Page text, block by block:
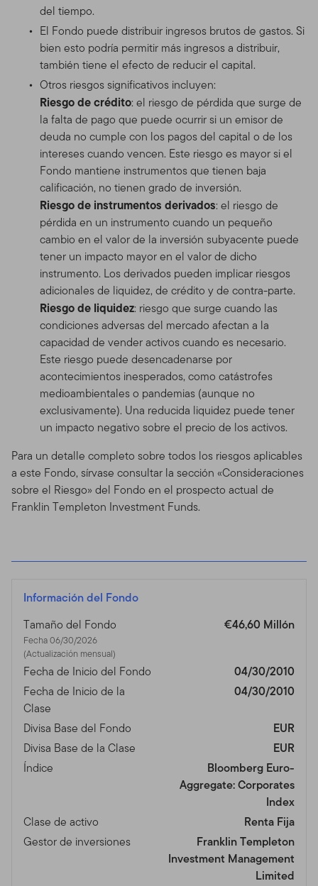
del tiempo.
El Fondo puede distribuir ingresos brutos de gastos. Si
bien esto podría permitir más ingresos a distribuir,
también tiene el efecto de reducir el capital.
Otros riesgos significativos incluyen:
Riesgo de crédito: el riesgo de pérdida que surge de
la falta de pago que puede ocurrir si un emisor de
deuda no cumple con los pagos del capital o de los
intereses cuando vencen. Este riesgo es mayor si el
Fondo mantiene instrumentos que tienen baja
calificación, no tienen grado de inversión.
Riesgo de instrumentos derivados: el riesgo de
pérdida en un instrumento cuando un pequeño
cambio en el valor de la inversión subyacente puede
tener un impacto mayor en el valor de dicho
instrumento. Los derivados pueden implicar riesgos
adicionales de liquidez, de crédito y de contra-parte.
Riesgo de liquidez: riesgo que surge cuando las
condiciones adversas del mercado afectan a la
capacidad de vender activos cuando es necesario.
Este riesgo puede desencadenarse por
acontecimientos inesperados, como catástrofes
medioambientales o pandemias (aunque no
exclusivamente). Una reducida liquidez puede tener
un impacto negativo sobre el precio de los activos.
Para un detalle completo sobre todos los riesgos aplicables
a este Fondo, sírvase consultar la sección «Consideraciones
sobre el Riesgo» del Fondo en el prospecto actual de
Franklin Templeton Investment Funds.
Información del Fondo
Tamaño del Fondo
Fecha 06/30/2026
(Actualización mensual)
€46,60 Millón
Fecha de Inicio del Fondo
04/30/2010
Fecha de Inicio de la
Clase
04/30/2010
Divisa Base del Fondo
EUR
Divisa Base de la Clase
EUR
Índice
Bloomberg Euro-
Aggregate: Corporates
Index
Clase de activo
Renta Fija
Gestor de inversiones
Franklin Templeton
Investment Management
Limited